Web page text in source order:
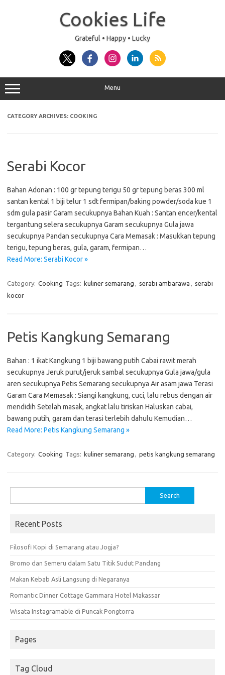
Cookies Life
Grateful • Happy • Lucky
Menu
CATEGORY ARCHIVES: COOKING
Serabi Kocor
Bahan Adonan : 100 gr tepung terigu 50 gr tepung beras 300 ml
santan kental 1 biji telur 1 sdt fermipan/baking powder/soda kue 1
sdm gula pasir Garam secukupnya Bahan Kuah : Santan encer/kental
tergantung selera secukupnya Garam secukupnya Gula jawa
secukupnya Pandan secukupnya Cara Memasak : Masukkan tepung
terigu, tepung beras, gula, garam, fermipan…
Read More: Serabi Kocor »
Category: Cooking Tags: kuliner semarang , serabi ambarawa , serabi
kocor
Petis Kangkung Semarang
Bahan : 1 ikat Kangkung 1 biji bawang putih Cabai rawit merah
secukupnya Jeruk purut/jeruk sambal secukupnya Gula jawa/gula
aren secukupnya Petis Semarang secukupnya Air asam jawa Terasi
Garam Cara Memasak : Siangi kangkung, cuci, lalu rebus dengan air
mendidih Setelah masak, angkat lalu tiriskan Haluskan cabai,
bawang putih, garam dan terasi terlebih dahulu Kemudian…
Read More: Petis Kangkung Semarang »
Category: Cooking Tags: kuliner semarang , petis kangkung semarang
for:
Recent Posts
Filosofi Kopi di Semarang atau Jogja?
Bromo dan Semeru dalam Satu Titik Sudut Pandang
Makan Kebab Asli Langsung di Negaranya
Romantic Dinner Cottage Gammara Hotel Makassar
Wisata Instagramable di Puncak Pongtorra
Pages
Tag Cloud